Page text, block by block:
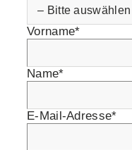
Vorname*
Name*
E-Mail-Adresse*